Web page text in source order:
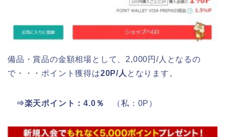
備品・賞品の金額相場として、2,000円/人となるの
で・・・ポイント獲得は20P/人 となります。
⇒楽天ポイント：4.0％ （私：0P）